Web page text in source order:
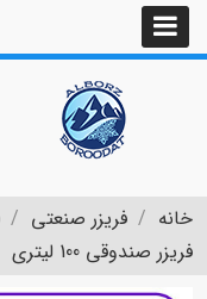
خانه فریزر صنعتی
فریزر صندوقی 100 لیتری